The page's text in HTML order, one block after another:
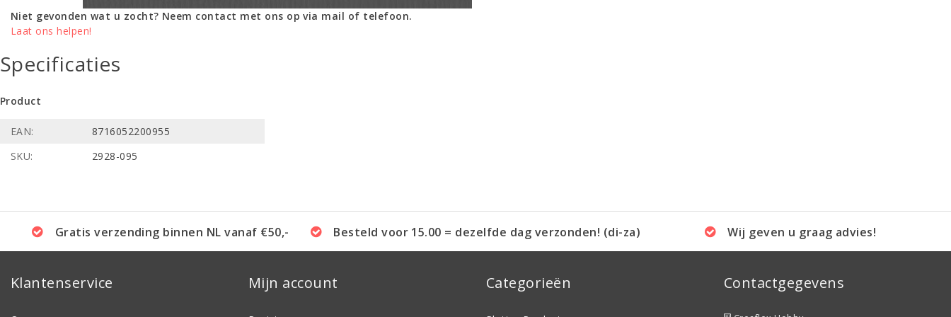
Niet gevonden wat u zocht? Neem contact met ons op via mail of telefoon.
Laat ons helpen!
Specificaties
Product
EAN:
8716052200955
SKU:
2928-095
Gratis verzending binnen NL vanaf €50,- Besteld voor 15.00 = dezelfde dag verzonden! (di-za) Wij geven u graag advies!
Klantenservice Mijn account Categorieën Contactgegevens